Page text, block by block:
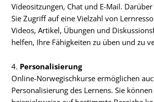
Videositzungen, Chat und E-Mail.
Sie Zugriff auf eine Vielzahl von
Videos, Artikel, Übungen und
helfen, Ihre Fähigkeiten zu üben und zu
4. Personalisierung
Online-Norwegischkurse ermöglichen
Personalisierung des Lernens. Sie können